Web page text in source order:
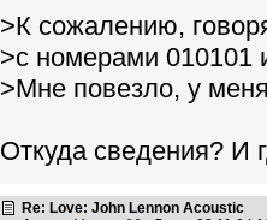
>К сожалению,
>с номерами 010101
>Мне повезло, у
Откуда сведения? И
Re: Love: John Lennon Acoustic